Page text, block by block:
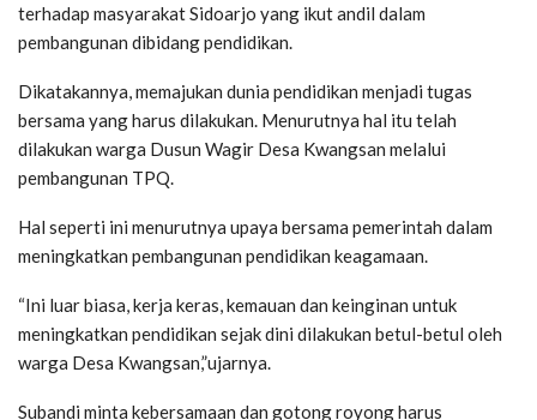
terhadap masyarakat Sidoarjo yang ikut andil dalam
pembangunan dibidang pendidikan.
Dikatakannya, memajukan dunia pendidikan menjadi tugas
bersama yang harus dilakukan. Menurutnya hal itu telah
dilakukan warga Dusun Wagir Desa Kwangsan melalui
pembangunan TPQ.
Hal seperti ini menurutnya upaya bersama pemerintah dalam
meningkatkan pembangunan pendidikan keagamaan.
“Ini luar biasa, kerja keras, kemauan dan keinginan untuk
meningkatkan pendidikan sejak dini dilakukan betul-betul oleh
warga Desa Kwangsan,”ujarnya.
Subandi minta kebersamaan dan gotong royong harus